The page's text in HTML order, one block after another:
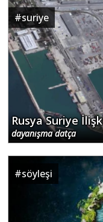
#suriye
Rusya Suriye
dayanışma datça
#söyleşi